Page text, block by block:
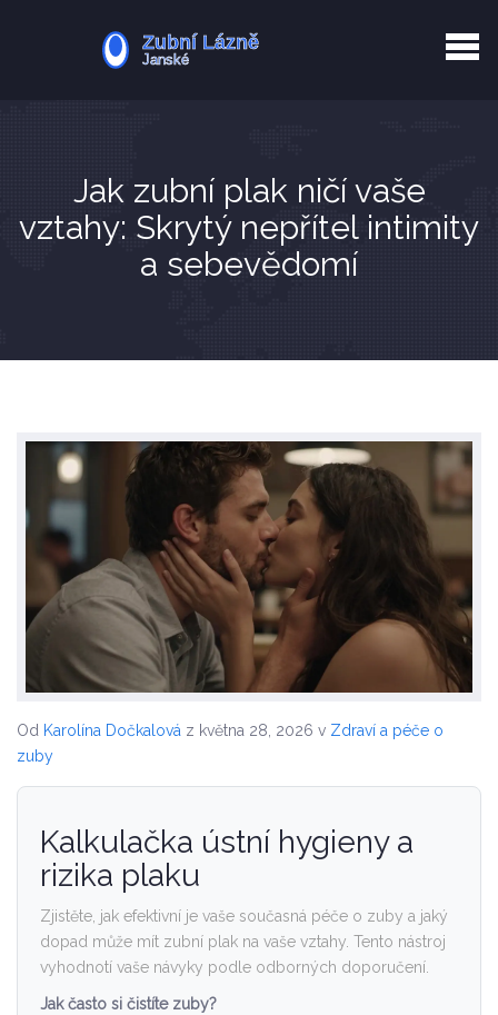
Zotavení po extrakci
Jak zubní plak ničí vaše
vztahy: Skrytý nepřítel intimity
a sebevědomí
Od Karolína Dočkalová z května 28, 2026 v Zdraví a péče o
zuby
Kalkulačka ústní hygieny a
rizika plaku
Zjistěte, jak efektivní je vaše současná péče o zuby a jaký
dopad může mít zubní plak na vaše vztahy. Tento nástroj
vyhodnotí vaše návyky podle odborných doporučení.
Jak často si čistíte zuby?